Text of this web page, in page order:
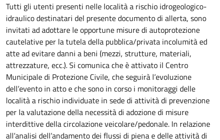
Tutti gli utenti presenti nelle località a rischio idrogeologico-
idraulico destinatari del presente documento di allerta, sono
invitati ad adottare le opportune misure di autoprotezione
cautelative per la tutela della pubblica/privata incolumità ed
atte ad evitare danni a beni (mezzi, strutture, materiali,
attrezzature, ecc.). Si comunica che è attivato il Centro
Municipale di Protezione Civile, che seguirà l’evoluzione
dell’evento in atto e che sono in corso i monitoraggi delle
località a rischio individuate in sede di attività di prevenzione
per la valutazione della necessità di adozione di misure
interdittive della circolazione veicolare/pedonale. In relazione
all’analisi dell’andamento dei flussi di piena e delle attività di